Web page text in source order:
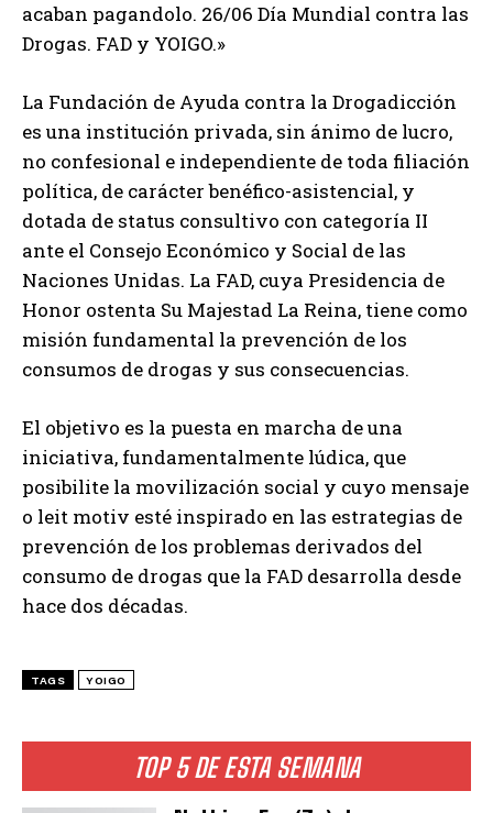
TOP 5 DE ESTA SEMANA
acaban pagandolo. 26/06 Día Mundial contra las
Drogas. FAD y YOIGO.»
La Fundación de Ayuda contra la Drogadicción
es una institución privada, sin ánimo de lucro,
no confesional e independiente de toda filiación
política, de carácter benéfico-asistencial, y
dotada de status consultivo con categoría II
ante el Consejo Económico y Social de las
Naciones Unidas. La FAD, cuya Presidencia de
Honor ostenta Su Majestad La Reina, tiene como
misión fundamental la prevención de los
consumos de drogas y sus consecuencias.
El objetivo es la puesta en marcha de una
iniciativa, fundamentalmente lúdica, que
posibilite la movilización social y cuyo mensaje
o leit motiv esté inspirado en las estrategias de
prevención de los problemas derivados del
consumo de drogas que la FAD desarrolla desde
hace dos décadas.
TAGS YOIGO